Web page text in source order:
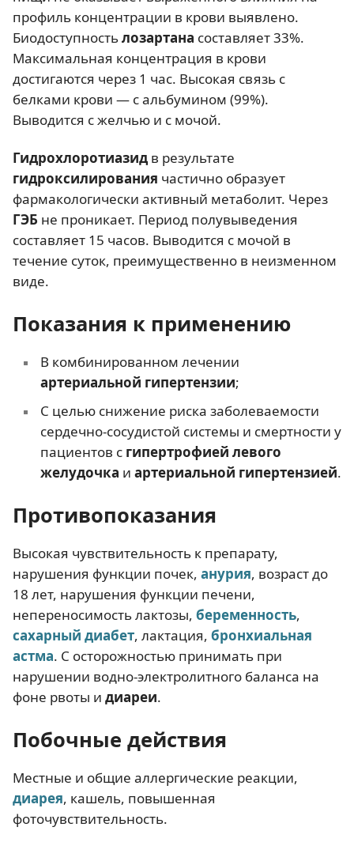
профиль концентрации в крови выявлено.
Биодоступностьлозартана составляет 33%.
Максимальная концентрация в крови
достигаются через 1 час. Высокая связь с
белками крови — с альбумином (99%).
Выводится с желчью и с мочой.
Гидрохлоротиазид в результате
гидроксилирования частично образует
фармакологически активный метаболит. Через
ГЭБ не проникает. Период полувыведения
составляет 15 часов. Выводится с мочой в
течение суток, преимущественно в неизменном
виде.
Показания к применению
В комбинированном лечении
артериальной гипертензии;
С целью снижение риска заболеваемости
сердечно-сосудистой системы и смертности у
пациентов с гипертрофией левого
желудочка и артериальной гипертензией.
Противопоказания
Высокая чувствительность к препарату,
нарушения функции почек, анурия, возраст до
18 лет, нарушения функции печени,
непереносимость лактозы, беременность,
сахарный диабет, лактация, бронхиальная
астма. С осторожностью принимать при
нарушении водно-электролитного баланса на
фоне рвоты и диареи.
Побочные действия
Местные и общие аллергические реакции,
диарея, кашель, повышенная
фоточувствительность.